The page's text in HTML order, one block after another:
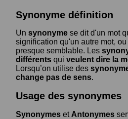
Synonyme définition
Un synonyme se dit d'un mot
signification qu'un autre mot,
presque semblable. Les
différents qui veulent dire la
Lorsqu’on utilise des
change pas de sens.
Usage des synonymes
Synonymes et Antonymes